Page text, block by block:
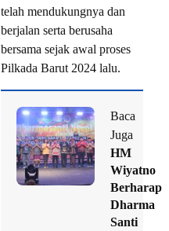
telah mendukungnya dan
berjalan serta berusaha
bersama sejak awal proses
Pilkada Barut 2024 lalu.
Baca
Juga
HM
Wiyatno
Berharap
Dharma
Santi